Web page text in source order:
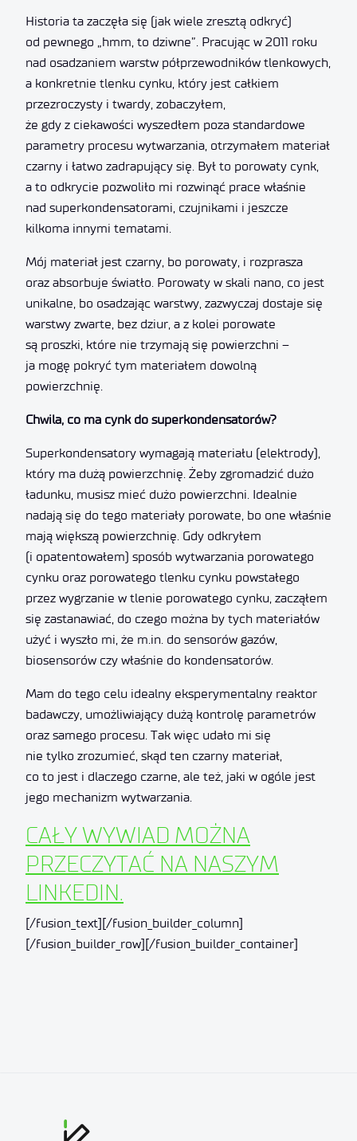
Historia ta zaczęła się (jak wiele zresztą odkryć)
od pewnego „hmm, to dziwne”. Pracując w 2011 roku
nad osadzaniem warstw półprzewodników tlenkowych,
a konkretnie tlenku cynku, który jest całkiem
przezroczysty i twardy, zobaczyłem,
że gdy z ciekawości wyszedłem poza standardowe
parametry procesu wytwarzania, otrzymałem materiał
czarny i łatwo zadrapujący się. Był to porowaty cynk,
a to odkrycie pozwoliło mi rozwinąć prace właśnie
nad superkondensatorami, czujnikami i jeszcze
kilkoma innymi tematami.
Mój materiał jest czarny, bo porowaty, i rozprasza
oraz absorbuje światło. Porowaty w skali nano, co jest
unikalne, bo osadzając warstwy, zazwyczaj dostaje się
warstwy zwarte, bez dziur, a z kolei porowate
są proszki, które nie trzymają się powierzchni –
ja mogę pokryć tym materiałem dowolną
powierzchnię.
Chwila, co ma cynk do superkondensatorów?
Superkondensatory wymagają materiału (elektrody),
który ma dużą powierzchnię. Żeby zgromadzić dużo
ładunku, musisz mieć dużo powierzchni. Idealnie
nadają się do tego materiały porowate, bo one właśnie
mają większą powierzchnię. Gdy odkryłem
(i opatentowałem) sposób wytwarzania porowatego
cynku oraz porowatego tlenku cynku powstałego
przez wygrzanie w tlenie porowatego cynku, zacząłem
się zastanawiać, do czego można by tych materiałów
użyć i wyszło mi, że m.in. do sensorów gazów,
biosensorów czy właśnie do kondensatorów.
Mam do tego celu idealny eksperymentalny reaktor
badawczy, umożliwiający dużą kontrolę parametrów
oraz samego procesu. Tak więc udało mi się
nie tylko zrozumieć, skąd ten czarny materiał,
co to jest i dlaczego czarne, ale też, jaki w ogóle jest
jego mechanizm wytwarzania.
CAŁY WYWIAD MOŻNA
PRZECZYTAĆ NA NASZYM
LINKEDIN.
[/fusion_text][/fusion_builder_column]
[/fusion_builder_row][/fusion_builder_container]